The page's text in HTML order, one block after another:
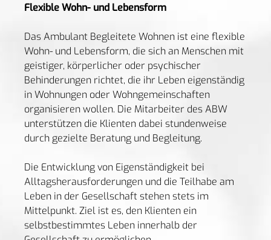
Flexible Wohn- und Lebensform
Das Ambulant Begleitete Wohnen ist eine flexible
Wohn- und Lebensform, die sich an Menschen mit
geistiger, körperlicher oder psychischer
Behinderungen richtet, die ihr Leben eigenständig
in Wohnungen oder Wohngemeinschaften
organisieren wollen. Die Mitarbeiter des ABW
unterstützen die Klienten dabei stundenweise
durch gezielte Beratung und Begleitung.
Die Entwicklung von Eigenständigkeit bei
Alltagsherausforderungen und die Teilhabe am
Leben in der Gesellschaft stehen stets im
Mittelpunkt. Ziel ist es, den Klienten ein
selbstbestimmtes Leben innerhalb der